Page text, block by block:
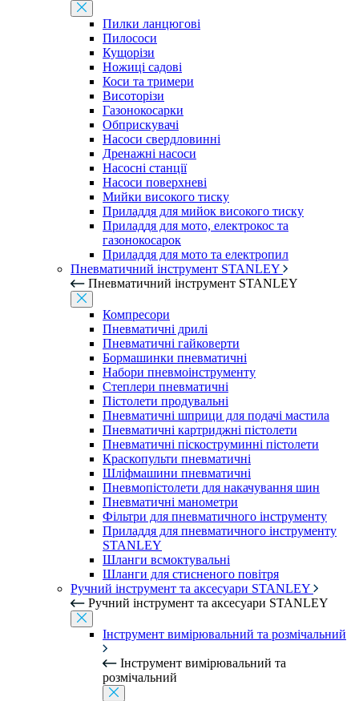
Пилки ланцюгові
Пилососи
Кущорізи
Ножиці садові
Коси та тримери
Висоторізи
Газонокосарки
Обприскувачі
Насоси свердловинні
Дренажні насоси
Насосні станції
Насоси поверхневі
Мийки високого тиску
Приладдя для мийок високого тиску
Приладдя для мото, електрокос та
газонокосарок
Приладдя для мото та електропил
Пневматичний інструмент STANLEY
Пневматичний інструмент STANLEY
Компресори
Пневматичні дрилі
Пневматичні гайковерти
Бормашинки пневматичні
Набори пневмоінструменту
Степлери пневматичні
Пістолети продувальні
Пневматичні шприци для подачі мастила
Пневматичні картриджні пістолети
Пневматичні піскоструминні пістолети
Краскопульти пневматичні
Шліфмашини пневматичні
Пневмопістолети для накачування шин
Пневматичні манометри
Фільтри для пневматичного інструменту
Приладдя для пневматичного інструменту
STANLEY
Шланги всмоктувальні
Шланги для стисненого повітря
Ручний інструмент та аксесуари STANLEY
Ручний інструмент та аксесуари STANLEY
Інструмент вимірювальний та розмічальний
Інструмент вимірювальний та
розмічальний